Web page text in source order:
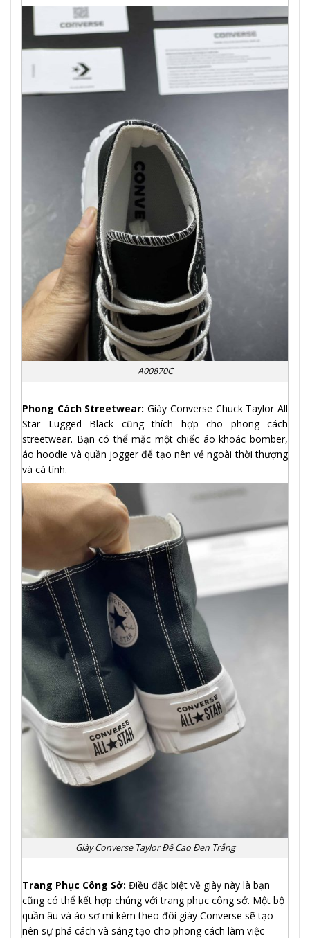
A00870C
Phong Cách Streetwear: Giày Converse Chuck Taylor All
Star Lugged Black cũng thích hợp cho phong cách
streetwear. Bạn có thể mặc một chiếc áo khoác bomber,
áo hoodie và quần jogger để tạo nên vẻ ngoài thời thượng
và cá tính.
Giày Converse Taylor Đế Cao Đen Trắng
Trang Phục Công Sở: Điều đặc biệt về giày này là bạn
cũng có thể kết hợp chúng với trang phục công sở. Một bộ
quần âu và áo sơ mi kèm theo đôi giày Converse sẽ tạo
nên sự phá cách và sáng tạo cho phong cách làm việc